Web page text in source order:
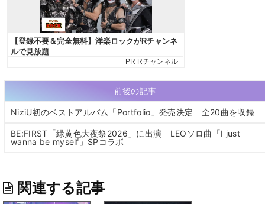
前後の記事
NiziU初のベストアルバム「Portfolio」発売決定 全20曲を収録
BE:FIRST「緑黄色大夜祭2026」に出演 LEOソロ曲「I just
wanna be myself」SPコラボ
関連する記事